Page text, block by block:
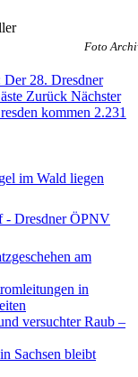
Foto
Der 28. Dresdner
Zurück Nächster
kommen 2.231
im Wald liegen
- Dresdner ÖPNV
am
in
versuchter Raub –
Sachsen bleibt